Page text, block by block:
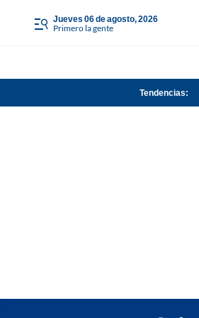
jueves 06 de agosto, 2026
Primero la gente
Tendencias: